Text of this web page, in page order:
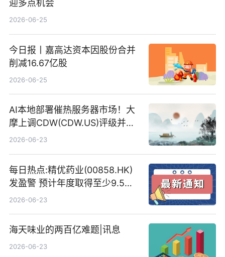
迎多点机会
2026-06-25
今日报丨嘉高达资本因股份合并
削减16.67亿股
2026-06-25
AI本地部署催热服务器市场！大
摩上调CDW(CDW.US)评级并看
高IBM(IBM.US)戴尔(DELL.US)
2026-06-23
每日热点:精优药业(00858.HK)
发盈警 预计年度取得至少9.5亿
港元的亏损 同比盈转亏
2026-06-23
海天味业的两百亿难题|讯息
2026-06-23